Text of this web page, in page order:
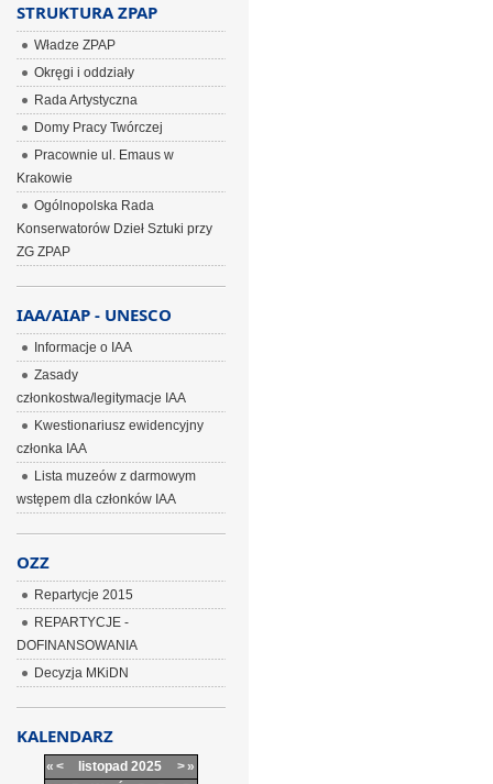
STRUKTURA ZPAP
Władze ZPAP
Okręgi i oddziały
Rada Artystyczna
Domy Pracy Twórczej
Pracownie ul. Emaus w
Krakowie
Ogólnopolska Rada
Konserwatorów Dzieł Sztuki przy
ZG ZPAP
IAA/AIAP - UNESCO
Informacje o IAA
Zasady
członkostwa/legitymacje IAA
Kwestionariusz ewidencyjny
członka IAA
Lista muzeów z darmowym
wstępem dla członków IAA
OZZ
Repartycje 2015
REPARTYCJE -
DOFINANSOWANIA
Decyzja MKiDN
KALENDARZ
« < listopad 2025 >»